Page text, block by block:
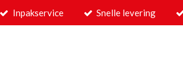
Inpakservice Snelle levering